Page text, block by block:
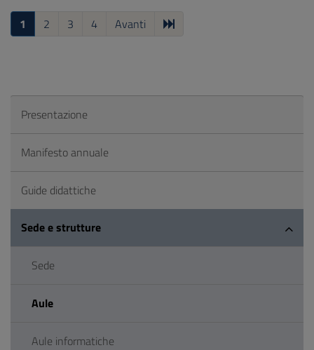
1 2 3 4 Avanti
Presentazione
Manifesto annuale
Guide didattiche
Sede e strutture
Sede
Aule
Aule informatiche